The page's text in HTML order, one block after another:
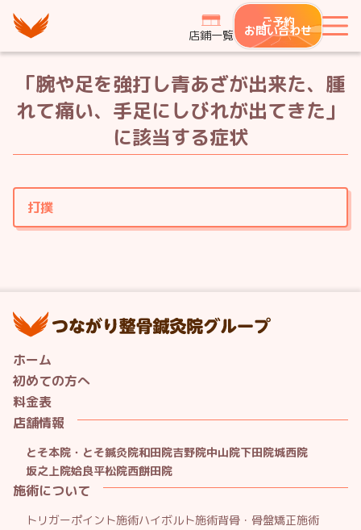
つながり整骨鍼灸院グループ
店鋪一覧
ご予約
お問い合わせ
「腕や足を強打し青あざが出来た、腫
れて痛い、手足にしびれが出てきた」
に該当する症状
打撲
ホーム
初めての方へ
料金表
店舗情報
とそ本院・とそ鍼灸院和田院吉野院中山院下田院城西院
坂之上院姶良平松院西餅田院
施術について
トリガーポイント施術ハイボルト施術背骨・骨盤矯正施術